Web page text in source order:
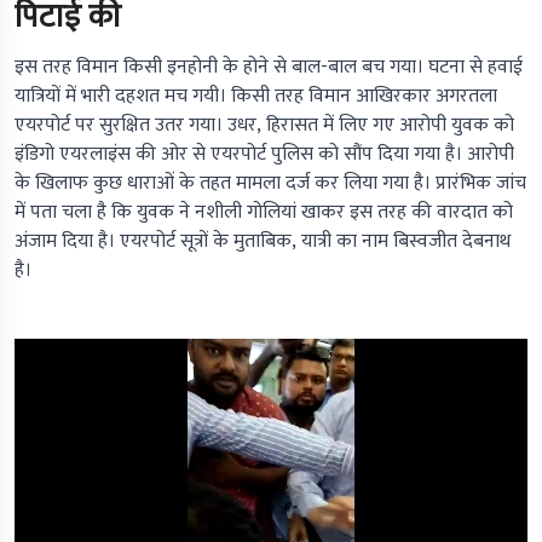
पिटाई की
इस तरह विमान किसी इनहोनी के होने से बाल-बाल बच गया। घटना से हवाई
यात्रियों में भारी दहशत मच गयी। किसी तरह विमान आखिरकार अगरतला
एयरपोर्ट पर सुरक्षित उतर गया। उधर, हिरासत में लिए गए आरोपी युवक को
इंडिगो एयरलाइंस की ओर से एयरपोर्ट पुलिस को सौंप दिया गया है। आरोपी
के खिलाफ कुछ धाराओं के तहत मामला दर्ज कर लिया गया है। प्रारंभिक जांच
में पता चला है कि युवक ने नशीली गोलियां खाकर इस तरह की वारदात को
अंजाम दिया है। एयरपोर्ट सूत्रों के मुताबिक, यात्री का नाम बिस्वजीत देबनाथ
है।